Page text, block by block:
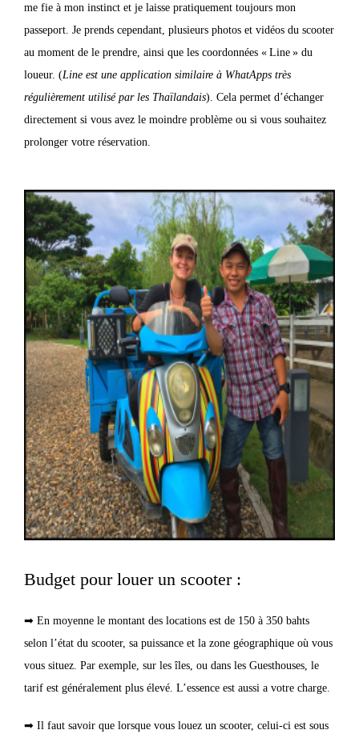
me fie à mon instinct et je laisse pratiquement toujours mon
passeport. Je prends cependant, plusieurs photos et vidéos du scooter
au moment de le prendre, ainsi que les coordonnées « Line » du
loueur. (Line est une application similaire à WhatApps très
régulièrement utilisé par les Thaïlandais). Cela permet d’échanger
directement si vous avez le moindre problème ou si vous souhaitez
prolonger votre réservation.
Budget pour louer un scooter :
➡ En moyenne le montant des locations est de 150 à 350 bahts
selon l’état du scooter, sa puissance et la zone géographique où vous
vous situez. Par exemple, sur les îles, ou dans les Guesthouses, le
tarif est généralement plus élevé. L’essence est aussi a votre charge.
➡ Il faut savoir que lorsque vous louez un scooter, celui-ci est sous